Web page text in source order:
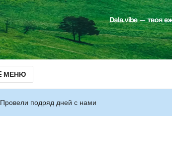
МЕНЮ
Провели подряд дней с нами